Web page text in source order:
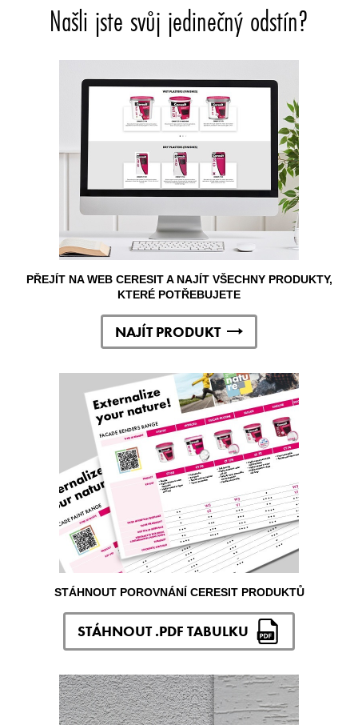
Našli jste svůj jedinečný odstín?
PŘEJÍT NA WEB CERESIT A NAJÍT VŠECHNY PRODUKTY,
KTERÉ POTŘEBUJETE
NAJÍT PRODUKT
STÁHNOUT POROVNÁNÍ CERESIT PRODUKTŮ
STÁHNOUT .PDF TABULKU